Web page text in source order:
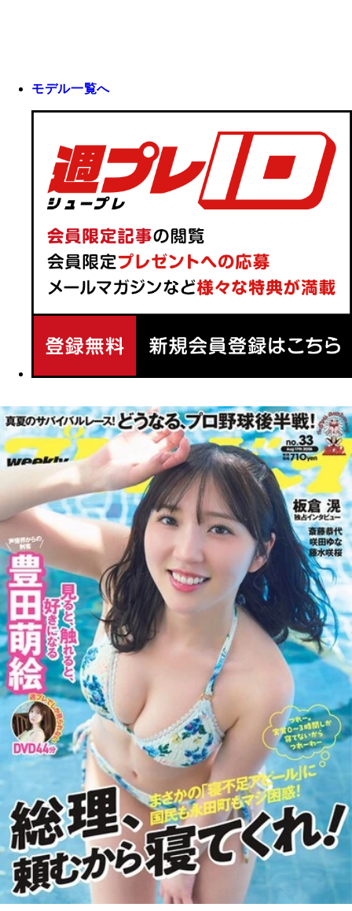
モデル一覧へ